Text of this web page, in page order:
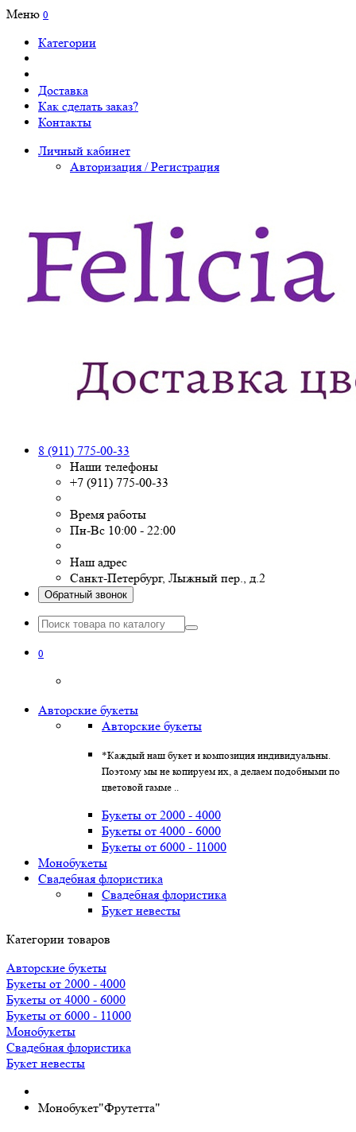
Меню 0
Категории
Доставка
Как сделать заказ?
Контакты
Личный кабинет
Авторизация / Регистрация
8 (911) 775-00-33
Наши телефоны
+7 (911) 775-00-33
Время работы
Пн-Вс 10:00 - 22:00
Наш адрес
Санкт-Петербург, Лыжный пер., д.2
Обратный звонок
0
Авторские букеты
Авторские букеты
*Каждый наш букет и композиция индивидуальны.
Поэтому мы не копируем их, а делаем подобными по
цветовой гамме ..
Букеты от 2000 - 4000
Букеты от 4000 - 6000
Букеты от 6000 - 11000
Монобукеты
Свадебная флористика
Свадебная флористика
Букет невесты
Категории товаров
Авторские букеты
Букеты от 2000 - 4000
Букеты от 4000 - 6000
Букеты от 6000 - 11000
Монобукеты
Свадебная флористика
Букет невесты
Монобукет"Фрутетта"